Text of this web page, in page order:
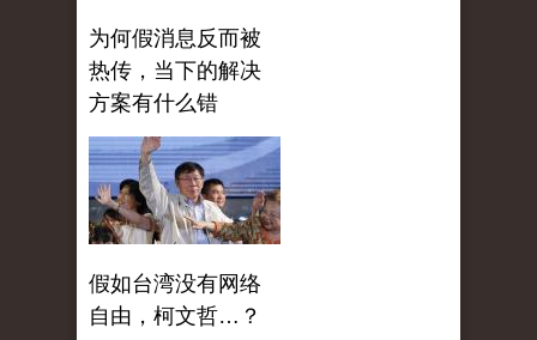
为何假消息反而被
热传，当下的解决
方案有什么错
假如台湾没有网络
自由，柯文哲…？